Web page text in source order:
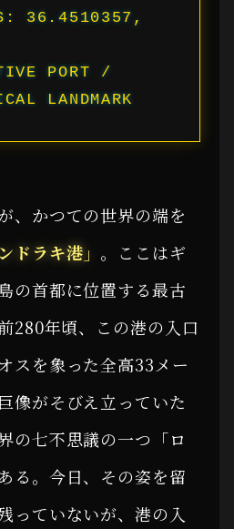
36.4510357,
PORT /
LANDMARK
、かつての世界の端を
ドラキ港」 。ここはギ
の首都に位置する最古
280年頃、この港の入口
スを象った全高33メー
像がそびえ立っていた
の七不思議の一つ「ロ
る。今日、その姿を留
っていないが、港の入